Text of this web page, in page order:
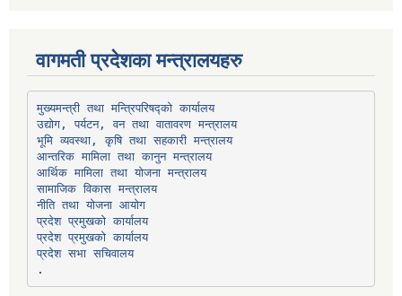
वागमती प्रदेशका मन्त्रालयहरु
मुख्यमन्त्री तथा मन्त्रिपरिषद्को कार्यालय
उद्योग, पर्यटन, वन तथा वातावरण मन्त्रालय
भूमि व्यवस्था, कृषि तथा सहकारी मन्त्रालय
आन्तरिक मामिला तथा कानुन मन्त्रालय
आर्थिक मामिला तथा योजना मन्त्रालय
सामाजिक विकास मन्त्रालय
नीति तथा योजना आयोग
प्रदेश प्रमुखको कार्यालय
प्रदेश प्रमुखको कार्यालय
प्रदेश सभा सचिवालय